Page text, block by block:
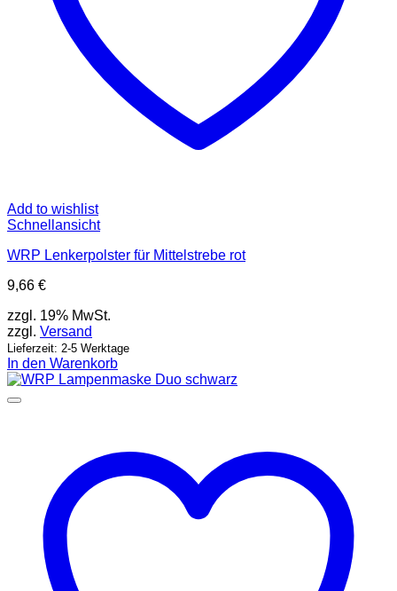
Add to wishlist
Schnellansicht
WRP Lenkerpolster für Mittelstrebe rot
9,66 €
zzgl. 19% MwSt.
zzgl. Versand
Lieferzeit: 2-5 Werktage
In den Warenkorb